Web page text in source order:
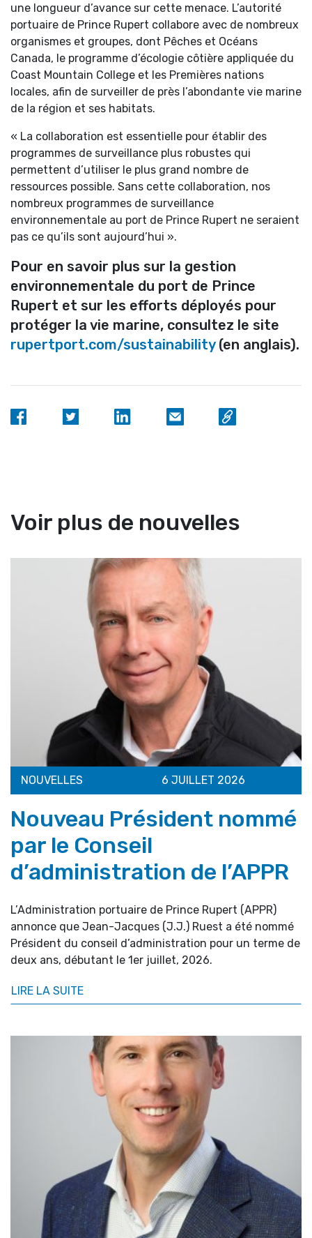
une longueur d’avance sur cette menace. L’autorité
portuaire de Prince Rupert collabore avec de nombreux
organismes et groupes, dont Pêches et Océans
Canada, le programme d’écologie côtière appliquée du
Coast Mountain College et les Premières nations
locales, afin de surveiller de près l’abondante vie marine
de la région et ses habitats.
« La collaboration est essentielle pour établir des
programmes de surveillance plus robustes qui
permettent d’utiliser le plus grand nombre de
ressources possible. Sans cette collaboration, nos
nombreux programmes de surveillance
environnementale au port de Prince Rupert ne seraient
pas ce qu’ils sont aujourd’hui ».
Pour en savoir plus sur la gestion
environnementale du port de Prince
Rupert et sur les efforts déployés pour
protéger la vie marine, consultez le site
rupertport.com/sustainability(en anglais).
Voir plus de nouvelles
NOUVELLES 6 JUILLET 2026
Nouveau Président nommé
par le Conseil
d’administration de l’APPR
L’Administration portuaire de Prince Rupert (APPR)
annonce que Jean-Jacques (J.J.) Ruest a été nommé
Président du conseil d’administration pour un terme de
deux ans, débutant le 1er juillet, 2026.
LIRE LA SUITE